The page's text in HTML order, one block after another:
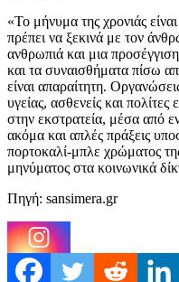
«Το μήνυμα της χρονιάς
πρέπει να ξεκινά με τον
ανθρωπιά και μια
και τα συναισθήματα πίσω
είναι απαραίτητη.
υγείας, ασθενείς και
στην εκστρατεία, μέσα από
ακόμα και απλές πράξεις
πορτοκαλί-μπλε χρώματος
μηνύματος στα κοινωνικά
Πηγή: sansimera.gr